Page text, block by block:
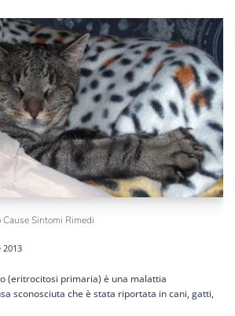
Cause Sintomi Rimedi
(eritrocitosi primaria) è una malattia
sconosciuta che è stata riportata in cani, gatti,